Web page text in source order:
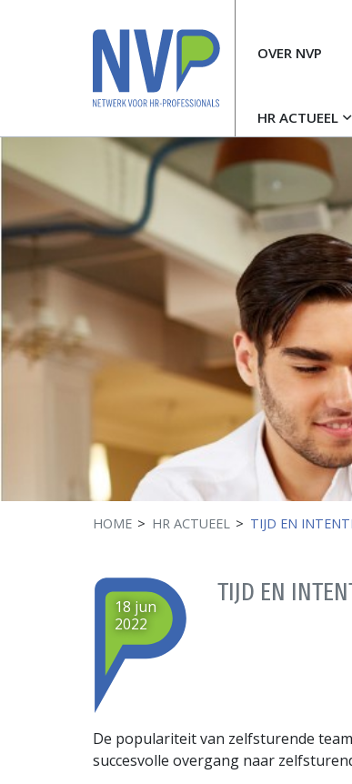
Hoofdnavigatie
HR ACTUEEL
MetaOVER NVP
HOME HR ACTUEEL TIJD EN
TIJD EN
18 jun
2022
De populariteit van zelfsturende
succesvolle overgang naar